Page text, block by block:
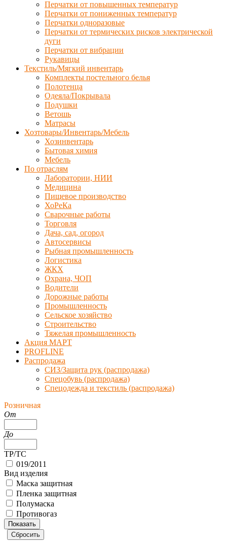
Перчатки от повышенных температур
Перчатки от пониженных температур
Перчатки одноразовые
Перчатки от термических рисков электрической
дуги
Перчатки от вибрации
Рукавицы
Текстиль/Мягкий инвентарь
Комплекты постельного белья
Полотенца
Одеяла/Покрывала
Подушки
Ветошь
Матрасы
Хозтовары/Инвентарь/Мебель
Хозинвентарь
Бытовая химия
Мебель
По отраслям
Лаборатории, НИИ
Медицина
Пищевое производство
ХоРеКа
Сварочные работы
Торговля
Дача, сад, огород
Автосервисы
Рыбная промышленность
Логистика
ЖКХ
Охрана, ЧОП
Водители
Дорожные работы
Промышленность
Сельское хозяйство
Строительство
Тяжелая промышленность
Акция МАРТ
PROFLINE
Распродажа
СИЗ/Защита рук (распродажа)
Спецобувь (распродажа)
Спецодежда и текстиль (распродажа)
Розничная
От
До
ТР/ТС
019/2011
Вид изделия
Маска защитная
Пленка защитная
Полумаска
Противогаз